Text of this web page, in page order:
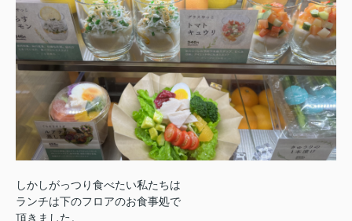
しかしがっつり食べたい私たちは
ランチは下のフロアのお食事処で
頂きました。